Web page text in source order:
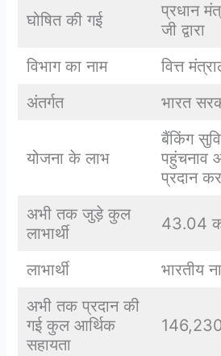
घोषित की गई
प्रधान
जी द्वारा
विभाग का नाम
वित्त
अंतर्गत
भारत
योजना के लाभ
बैंकिंग
पहुंचनाव
प्रदान
अभी तक जुड़े कुल
लाभार्थी
43.04
लाभार्थी
भारतीय
अभी तक प्रदान की
गई कुल आर्थिक
सहायता